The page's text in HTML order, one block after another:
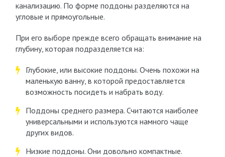
канализацию. По форме поддоны разделяются на
угловые и прямоугольные.
При его выборе прежде всего обращать внимание на
глубину, которая подразделяется на:
Глубокие, или высокие поддоны. Очень похожи на
маленькую ванну, в которой предоставляется
возможность посидеть и набрать воду.
Поддоны среднего размера. Считаются наиболее
универсальными и используются намного чаще
других видов.
Низкие поддоны. Они довольно компактные.